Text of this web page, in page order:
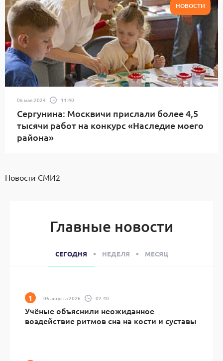
НОВОСТИ
06 мая 2024 11:40
Сергунина: Москвичи прислали более 4,5
тысячи работ на конкурс «Наследие моего
района»
Новости СМИ2
Главные новости
СЕГОДНЯ НЕДЕЛЯ МЕСЯЦ
06 августа 2026 02:40
Учёные объяснили неожиданное
воздействие ритмов сна на кости и суставы